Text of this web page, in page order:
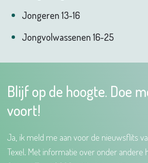
Jongeren 13-16
Jongvolwassenen 16-25
Blijf op de hoogte. Doe
voort!
Ja, ik meld me aan voor de nieuwsflits
Texel. Met informatie over onder andere